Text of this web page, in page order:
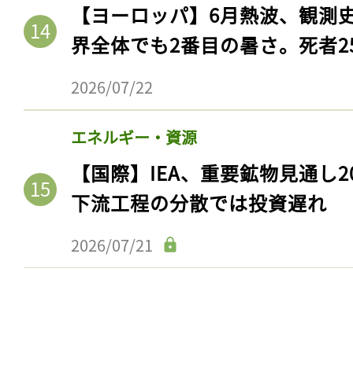
【ヨーロッパ】6月熱波、観
界全体でも2番目の暑さ。死者
2026/07/22
エネルギー・資源
【国際】IEA、重要鉱物見通
下流工程の分散では投資遅れ
2026/07/21